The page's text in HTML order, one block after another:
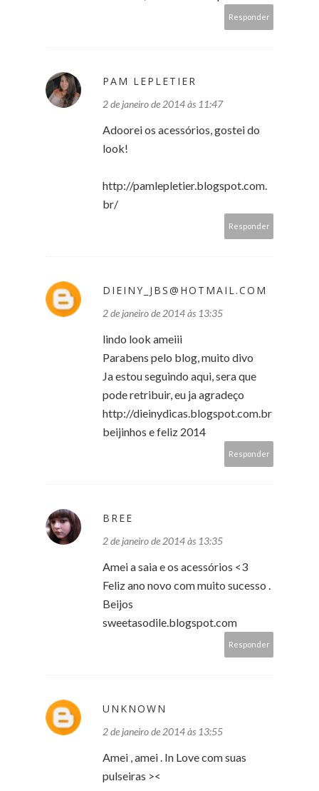
Responder
PAM LEPLETIER
2 de janeiro de 2014 às 11:47
Adoorei os acessórios, gostei do
look!
http://pamlepletier.blogspot.com.
br/
Responder
DIEINY_JBS@HOTMAIL.COM
2 de janeiro de 2014 às 13:35
lindo look ameiii
Parabens pelo blog, muito divo
Ja estou seguindo aqui, sera que
pode retribuir, eu ja agradeço
http://dieinydicas.blogspot.com.br
beijinhos e feliz 2014
Responder
BREE
2 de janeiro de 2014 às 13:35
Amei a saia e os acessórios <3
Feliz ano novo com muito sucesso .
Beijos
sweetasodile.blogspot.com
Responder
UNKNOWN
2 de janeiro de 2014 às 13:55
Amei , amei . In Love com suas
pulseiras ><